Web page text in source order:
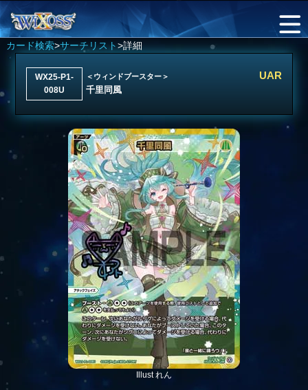
カード検索>サーチリスト>詳細
WX25-P1-
008U
＜ウィンドブースター＞
千里同風
UAR
Illust れん